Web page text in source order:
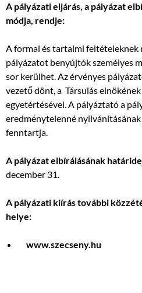
A pályázati eljárás, a pályázat
módja, rendje:
A formai és tartalmi feltételeknek
pályázatot benyújtók személyes
sor kerülhet. Az érvényes
vezető dönt, a Társulás elnökének
egyetértésével. A pályáztató a
eredménytelenné
fenntartja.
A pályázat elbírálásának
december 31.
A pályázati kiírás további
helye:
www.szecseny.hu